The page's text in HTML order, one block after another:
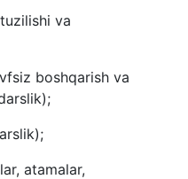
va
boshqarish va
atamalar,